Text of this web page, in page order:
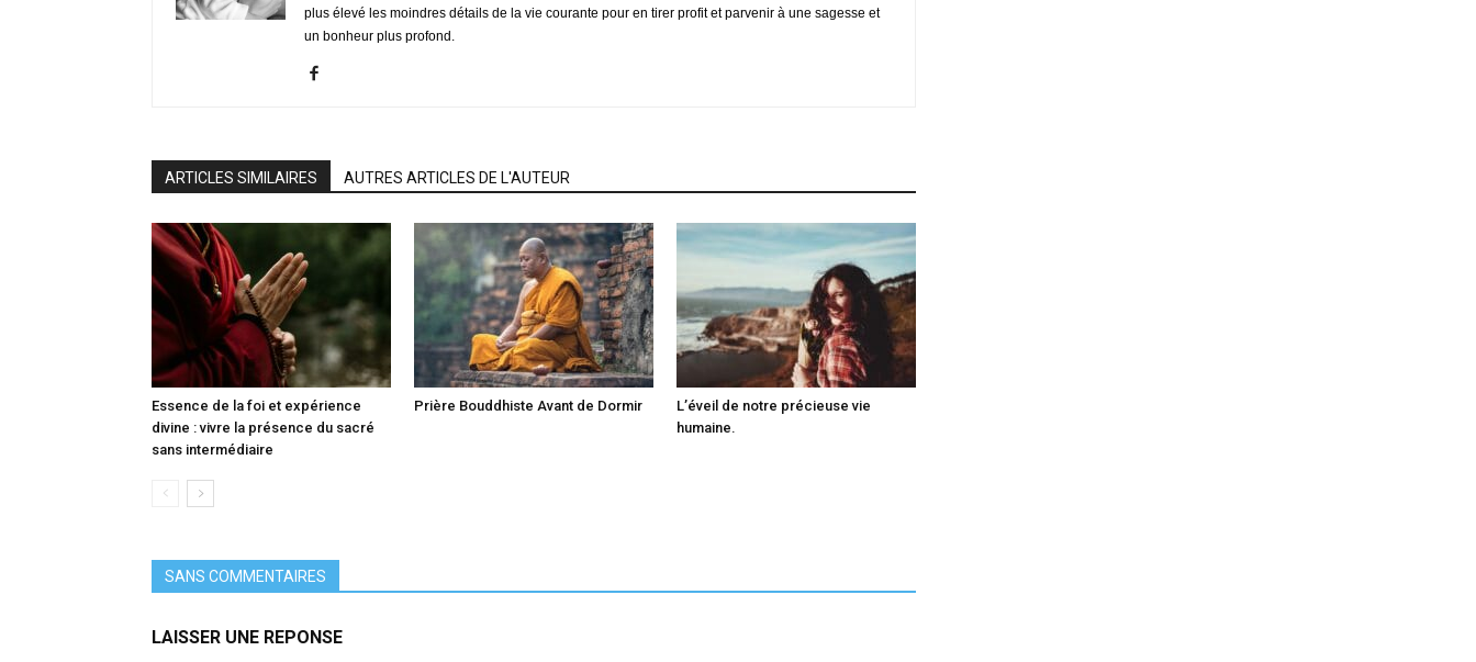
plus élevé les moindres détails de la vie courante pour en tirer profit et parvenir à une sagesse et
un bonheur plus profond.
ARTICLES SIMILAIRES AUTRES ARTICLES DE L'AUTEUR
Essence de la foi et expérience
divine : vivre la présence du sacré
sans intermédiaire
Prière Bouddhiste Avant de Dormir
L’éveil de notre précieuse vie
humaine.
SANS COMMENTAIRES
LAISSER UNE REPONSE